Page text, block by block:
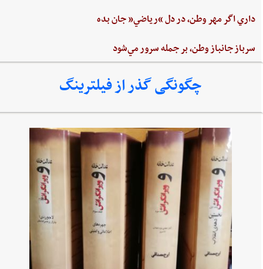
داري‌ اگر مهر وطن،‌ در دل‌ “رياضي”‌ جان ‌بده‌
سرباز جانباز وطن،‌ بر جمله سرور مي‌شود
چگونگی گذر از فیلترینگ